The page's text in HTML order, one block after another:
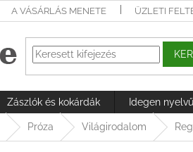
A VÁSÁRLÁS MENETE ÜZLETI
Zászlók és kokárdák Idegen nyelvű
Próza Világirodalom